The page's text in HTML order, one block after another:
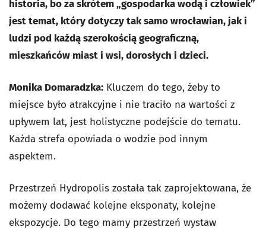
historia, bo za skrótem „gospodarka wodą i człowiek”
jest temat, który dotyczy tak samo wrocławian, jak i
ludzi pod każdą szerokością geograficzną,
mieszkańców miast i wsi, dorosłych i dzieci.
Monika Domaradzka: Kluczem do tego, żeby to
miejsce było atrakcyjne i nie traciło na wartości z
upływem lat, jest holistyczne podejście do tematu.
Każda strefa opowiada o wodzie pod innym
aspektem.
Przestrzeń Hydropolis została tak zaprojektowana, że
możemy dodawać kolejne eksponaty, kolejne
ekspozycje. Do tego mamy przestrzeń wystaw